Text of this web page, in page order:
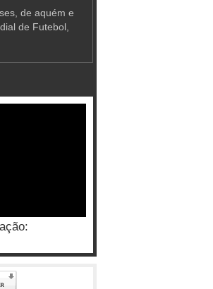
de aquém e
de Futebol,